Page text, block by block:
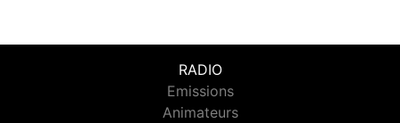
RADIO
Emissions
Animateurs